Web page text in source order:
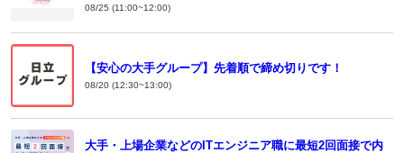
08/25 (11:00~12:00)
【安心の大手グループ】先着順で締め切りです！
08/20 (12:30~13:00)
大手・上場企業などのITエンジニア職に最短2回面接で内